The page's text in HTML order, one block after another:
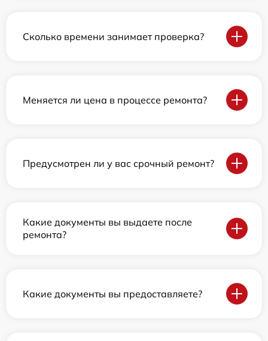
Сколько времени занимает проверка?
Меняется ли цена в процессе ремонта?
Предусмотрен ли у вас срочный ремонт?
Какие документы вы выдаете после
ремонта?
Какие документы вы предоставляете?